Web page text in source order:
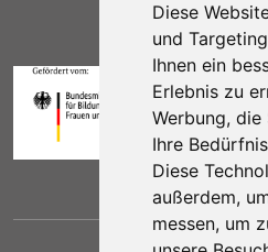
Diese
und
Ihnen ein
Erlebnis zu
Werbung, die
Ihre
Diese
außerdem,
messen, um